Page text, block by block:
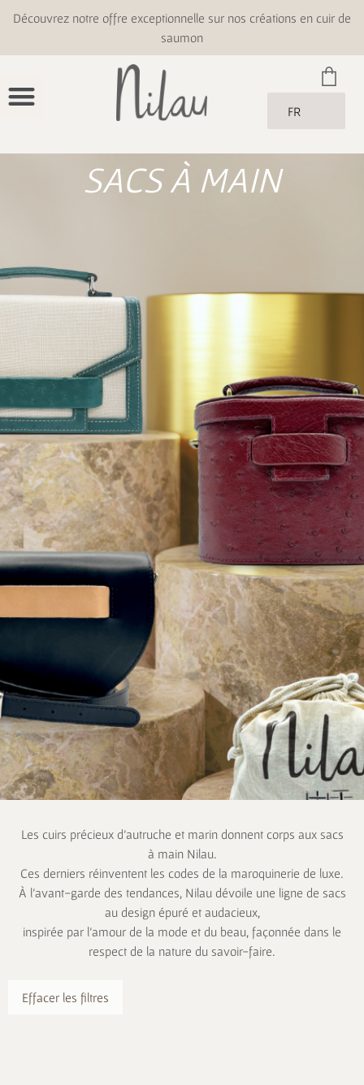
Découvrez notre offre exceptionnelle sur nos créations en cuir de
saumon
FR
SACS À MAIN
Les cuirs précieux d’autruche et marin donnent corps aux sacs
à main Nilau.
Ces derniers réinventent les codes de la maroquinerie de luxe.
À l’avant-garde des tendances, Nilau dévoile une ligne de sacs
au design épuré et audacieux,
inspirée par l’amour de la mode et du beau, façonnée dans le
respect de la nature du savoir-faire.
Effacer les filtres